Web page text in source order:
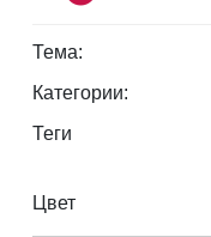
Тема:
Категории:
Теги
Цвет